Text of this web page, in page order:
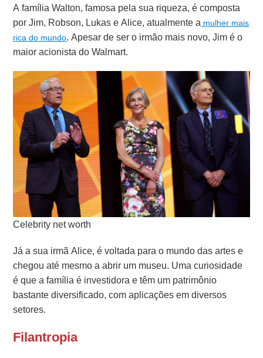
A família Walton, famosa pela sua riqueza, é composta
por Jim, Robson, Lukas e Alice, atualmente a mulher mais
rica do mundo. Apesar de ser o irmão mais novo, Jim é o
maior acionista do Walmart.
Celebrity net worth
Já a sua irmã Alice, é voltada para o mundo das artes e
chegou até mesmo a abrir um museu. Uma curiosidade
é que a família é investidora e têm um patrimônio
bastante diversificado, com aplicações em diversos
setores.
Filantropia